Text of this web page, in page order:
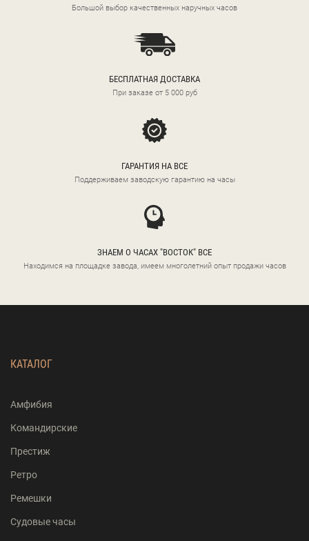
Большой выбор качественных наручных часов
БЕСПЛАТНАЯ ДОСТАВКА
При заказе от 5 000 руб
ГАРАНТИЯ НА ВСЕ
Поддерживаем заводскую гарантию на часы
ЗНАЕМ О ЧАСАХ "ВОСТОК" ВСЕ
Находимся на площадке завода, имеем многолетний опыт продажи часов
КАТАЛОГ
Амфибия
Командирские
Престиж
Ретро
Ремешки
Судовые часы